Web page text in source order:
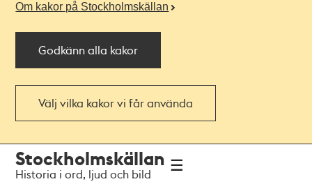
Om kakor på Stockholmskällan
Godkänn alla kakor
Välj vilka kakor vi får använda
navigationen
huvudinnehållet
Stockholmskällan
Historia i ord, ljud och bild